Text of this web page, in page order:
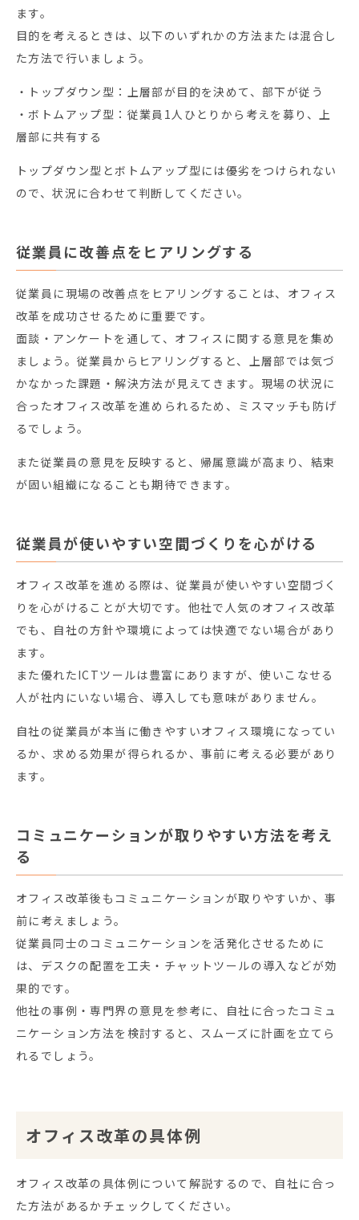
ます。
目的を考えるときは、以下のいずれかの方法または混合し
た方法で行いましょう。
・トップダウン型：上層部が目的を決めて、部下が従う
・ボトムアップ型：従業員1人ひとりから考えを募り、上
層部に共有する
トップダウン型とボトムアップ型には優劣をつけられない
ので、状況に合わせて判断してください。
従業員に改善点をヒアリングする
従業員に現場の改善点をヒアリングすることは、オフィス
改革を成功させるために重要です。
面談・アンケートを通して、オフィスに関する意見を集め
ましょう。従業員からヒアリングすると、上層部では気づ
かなかった課題・解決方法が見えてきます。現場の状況に
合ったオフィス改革を進められるため、ミスマッチも防げ
るでしょう。
また従業員の意見を反映すると、帰属意識が高まり、結束
が固い組織になることも期待できます。
従業員が使いやすい空間づくりを心がける
オフィス改革を進める際は、従業員が使いやすい空間づく
りを心がけることが大切です。他社で人気のオフィス改革
でも、自社の方針や環境によっては快適でない場合があり
ます。
また優れたICTツールは豊富にありますが、使いこなせる
人が社内にいない場合、導入しても意味がありません。
自社の従業員が本当に働きやすいオフィス環境になってい
るか、求める効果が得られるか、事前に考える必要があり
ます。
コミュニケーションが取りやすい方法を考え
る
オフィス改革後もコミュニケーションが取りやすいか、事
前に考えましょう。
従業員同士のコミュニケーションを活発化させるために
は、デスクの配置を工夫・チャットツールの導入などが効
果的です。
他社の事例・専門界の意見を参考に、自社に合ったコミュ
ニケーション方法を検討すると、スムーズに計画を立てら
れるでしょう。
オフィス改革の具体例
オフィス改革の具体例について解説するので、自社に合っ
た方法があるかチェックしてください。